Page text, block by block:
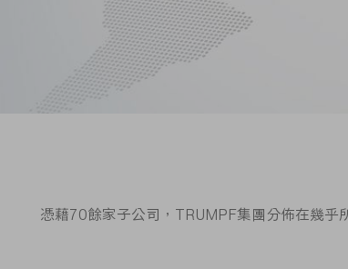
憑藉70餘家子公司，TRUMPF集團分佈在幾乎